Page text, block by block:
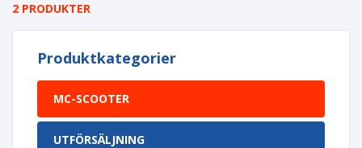
2 PRODUKTER
Produktkategorier
MC-SCOOTER
UTFÖRSÄLJNING